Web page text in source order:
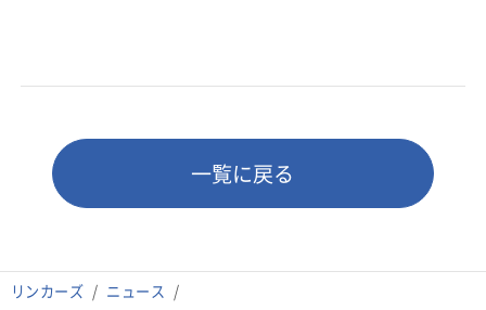
リンカーズ
ニュース
一覧に戻る